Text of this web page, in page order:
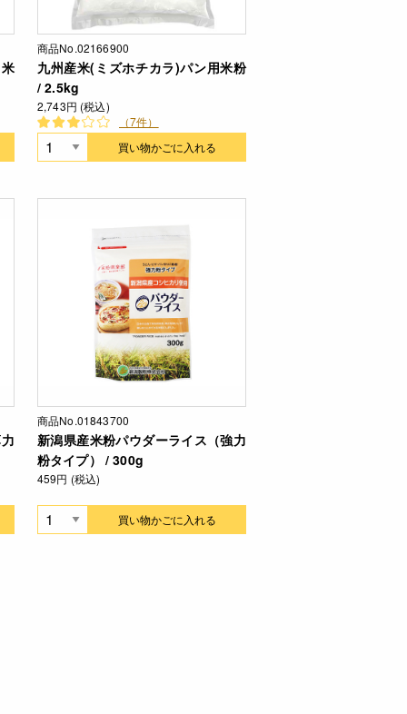
商品No.02166900
九州産米(ミズホチカラ)パン用米粉
/ 2.5kg
2,743円 (税込)
（7件）
買い物かごに入れる
商品No.01843700
新潟県産米粉パウダーライス（強力
粉タイプ） / 300g
459円 (税込)
買い物かごに入れる